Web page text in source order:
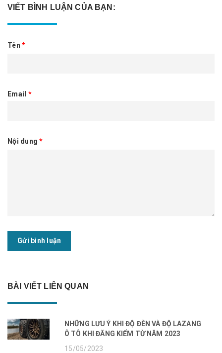
VIẾT BÌNH LUẬN CỦA BẠN:
Tên *
Email *
Nội dung*
Gửi bình luận
BÀI VIẾT LIÊN QUAN
NHỮNG LƯU Ý KHI ĐỘ ĐÈN VÀ ĐỘ LAZANG
Ô TÔ KHI ĐĂNG KIỂM TỪ NĂM 2023
15/05/2023